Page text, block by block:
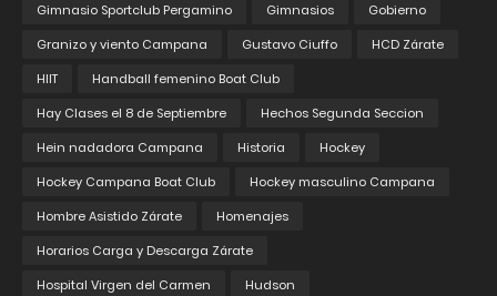
Gimnasio Sportclub Pergamino
Gimnasios
Gobierno
Granizo y viento Campana
Gustavo Ciuffo
HCD Zárate
HIIT
Handball femenino Boat Club
Hay Clases el 8 de Septiembre
Hechos Segunda Seccion
Hein nadadora Campana
Historia
Hockey
Hockey Campana Boat Club
Hockey masculino Campana
Hombre Asistido Zárate
Homenajes
Horarios Carga y Descarga Zárate
Hospital Virgen del Carmen
Hudson